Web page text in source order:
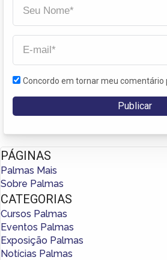
Concordo em tornar meu comentário
PÁGINAS
Palmas Mais
Sobre Palmas
CATEGORIAS
Cursos Palmas
Eventos Palmas
Exposição Palmas
Notícias Palmas